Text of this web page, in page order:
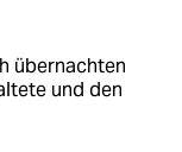
übernachten
und den